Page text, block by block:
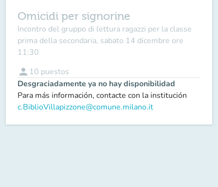
Omicidi per signorine
Incontro del gruppo di lettura ragazzi per la classe
prima della secondaria, sabato 14 dicembre ore
11:30
person 10 puestos
Desgraciadamente ya no hay disponibilidad
Para más información, contacte con la institución
c.BiblioVillapizzone@comune.milano.it